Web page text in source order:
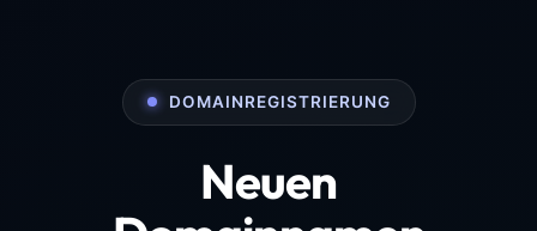
DOMAINREGISTRIERUNG
Neuen